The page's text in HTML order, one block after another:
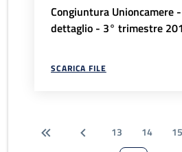
Congiuntura Unioncamere
dettaglio - 3° trimestre
SCARICA FILE
13 14 15